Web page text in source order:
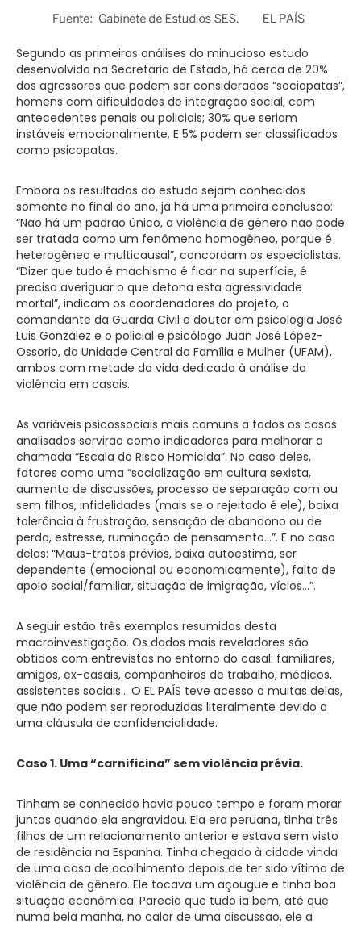
Segundo as primeiras análises do minucioso estudo
desenvolvido na Secretaria de Estado, há cerca de 20%
dos agressores que podem ser considerados “sociopatas”,
homens com dificuldades de integração social, com
antecedentes penais ou policiais; 30% que seriam
instáveis emocionalmente. E 5% podem ser classificados
como psicopatas.
Embora os resultados do estudo sejam conhecidos
somente no final do ano, já há uma primeira conclusão:
“Não há um padrão único, a violência de gênero não pode
ser tratada como um fenômeno homogêneo, porque é
heterogêneo e multicausal”, concordam os especialistas.
“Dizer que tudo é machismo é ficar na superfície, é
preciso averiguar o que detona esta agressividade
mortal”, indicam os coordenadores do projeto, o
comandante da Guarda Civil e doutor em psicologia José
Luis González e o policial e psicólogo Juan José López-
Ossorio, da Unidade Central da Família e Mulher (UFAM),
ambos com metade da vida dedicada à análise da
violência em casais.
As variáveis psicossociais mais comuns a todos os casos
analisados servirão como indicadores para melhorar a
chamada “Escala do Risco Homicida”. No caso deles,
fatores como uma “socialização em cultura sexista,
aumento de discussões, processo de separação com ou
sem filhos, infidelidades (mais se o rejeitado é ele), baixa
tolerância à frustração, sensação de abandono ou de
perda, estresse, ruminação de pensamento…”. E no caso
delas: “Maus-tratos prévios, baixa autoestima, ser
dependente (emocional ou economicamente), falta de
apoio social/familiar, situação de imigração, vícios…”.
A seguir estão três exemplos resumidos desta
macroinvestigação. Os dados mais reveladores são
obtidos com entrevistas no entorno do casal: familiares,
amigos, ex-casais, companheiros de trabalho, médicos,
assistentes sociais… O EL PAÍS teve acesso a muitas delas,
que não podem ser reproduzidas literalmente devido a
uma cláusula de confidencialidade.
Caso 1. Uma “carnificina” sem violência prévia.
Tinham se conhecido havia pouco tempo e foram morar
juntos quando ela engravidou. Ela era peruana, tinha três
filhos de um relacionamento anterior e estava sem visto
de residência na Espanha. Tinha chegado à cidade vinda
de uma casa de acolhimento depois de ter sido vítima de
violência de gênero. Ele tocava um açougue e tinha boa
situação econômica. Parecia que tudo ia bem, até que
numa bela manhã, no calor de uma discussão, ele a